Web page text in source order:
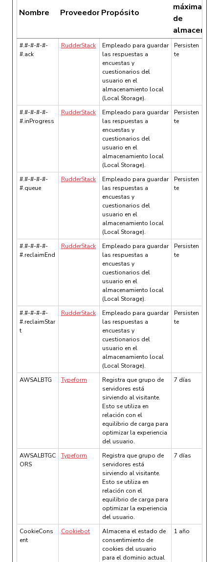
Nombre Proveedor Propósito
máxima
de
#.#-#-#-#-
#.ack
RudderStack
Empleado para guardar
las respuestas a
encuestas y
cuestionarios del
usuario en el
almacenamiento local
(Local Storage).
Persisten
te
#.#-#-#-#-
#.inProgress
RudderStack
Empleado para guardar
las respuestas a
encuestas y
cuestionarios del
usuario en el
almacenamiento local
(Local Storage).
Persisten
te
#.#-#-#-#-
#.queue
RudderStack
Empleado para guardar
las respuestas a
encuestas y
cuestionarios del
usuario en el
almacenamiento local
(Local Storage).
Persisten
te
#.#-#-#-#-
#.reclaimEnd
RudderStack
Empleado para guardar
las respuestas a
encuestas y
cuestionarios del
usuario en el
almacenamiento local
(Local Storage).
Persisten
te
#.#-#-#-#-
#.reclaimStar
t
RudderStack
Empleado para guardar
las respuestas a
encuestas y
cuestionarios del
usuario en el
almacenamiento local
(Local Storage).
Persisten
te
AWSALBTG Typeform
Registra que grupo de
servidores está
sirviendo al visitante.
Esto se utiliza en
relación con el
equilibrio de carga para
optimizar la experiencia
del usuario.
7 días
AWSALBTGC
ORS
Typeform
Registra que grupo de
servidores está
sirviendo al visitante.
Esto se utiliza en
relación con el
equilibrio de carga para
optimizar la experiencia
del usuario.
7 días
CookieCons
ent
Cookiebot
Almacena el estado de
consentimiento de
cookies del usuario
para el dominio actual
1 año